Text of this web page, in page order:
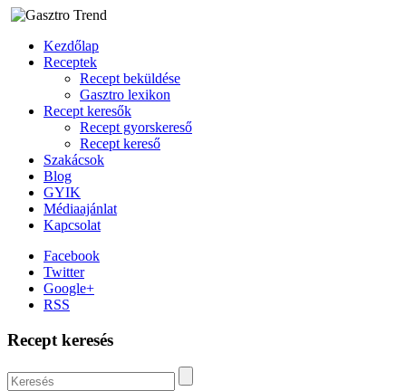
Kezdőlap
Receptek
Recept beküldése
Gasztro lexikon
Recept keresők
Recept gyorskereső
Recept kereső
Szakácsok
Blog
GYIK
Médiaajánlat
Kapcsolat
Facebook
Twitter
Google+
RSS
Recept keresés